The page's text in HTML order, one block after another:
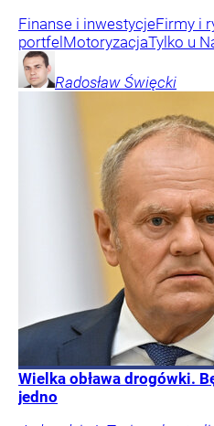
Finanse i inwestycjeFirmy i
portfelMotoryzacjaTylko u
Radosław Święcki
Wielka obława drogówki.
jedno